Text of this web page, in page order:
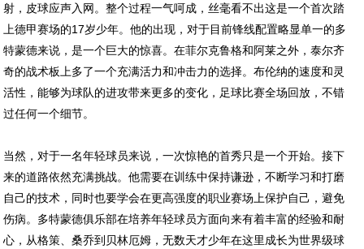
射，皮球应声入网。整个过程一气呵成，丝毫看不出这是一个首次踏
上德甲赛场的17岁少年。他的出现，对于目前锋线配置略显单一的多
特蒙德来说，是一个巨大的惊喜。在菲尔克鲁格和阿莱之外，泰尔齐
奇的战术板上多了一个充满活力和冲击力的选择。布伦纳的速度和灵
活性，能够为球队的进攻带来更多的变化，足球比赛全场回放，不错
过任何一个细节。
当然，对于一名年轻球员来说，一次惊艳的首秀只是一个开始。接下
来的道路依然充满挑战。他需要在训练中保持谦逊，不断学习和打磨
自己的技术，同时也要学会在更高强度的职业赛场上保护自己，避免
伤病。多特蒙德俱乐部在培养年轻球员方面向来有着丰富的经验和耐
心，从格策、桑乔到贝林厄姆，无数天才少年在这里成长为世界级球